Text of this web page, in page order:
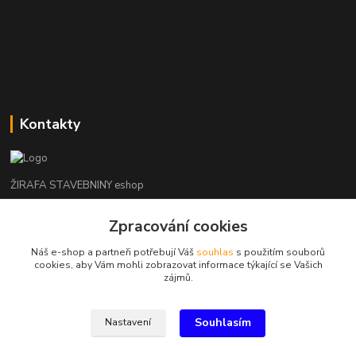
Kontakty
ŽIRAFA STAVEBNINY eshop
+420 312 685 342
kladno@zirafa-stavebniny.cz
Zpracování cookies
Náš e-shop a partneři potřebují Váš souhlas s použitím souborů
cookies, aby Vám mohli zobrazovat informace týkající se Vašich
zájmů.
Nastavení Souhlasím